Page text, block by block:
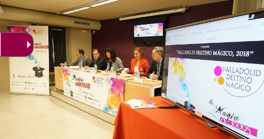
externa.externa.
noticia